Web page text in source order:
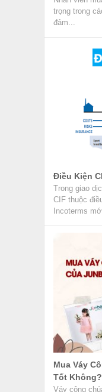
trọng trong
đảm...
Điều Kiện
Trong giao
CIF thuộc
Incoterms
Mua Váy
Tốt Không?
Váy công